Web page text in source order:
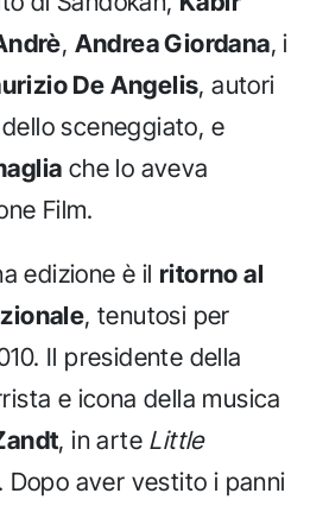
, Andrea Giordana, i
De Angelis, autori
sceneggiato, e
che lo aveva
Film.
edizione è il ritorno al
, tenutosi per
Il presidente della
e icona della musica
, in arte Little
Dopo aver vestito i panni